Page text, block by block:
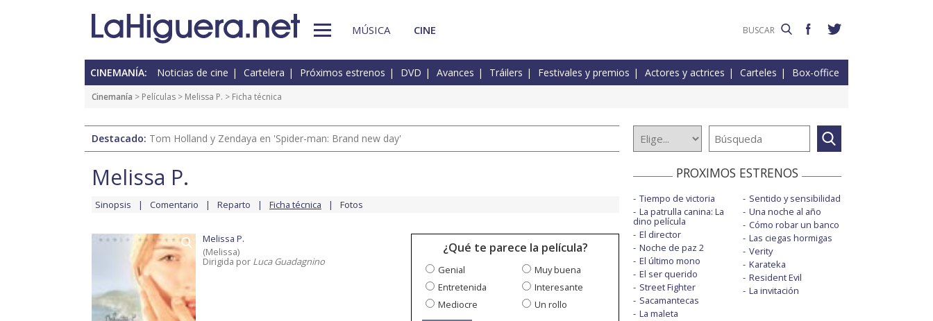
MÚSICA CINE
CINEMANÍA: Noticias de cine Cartelera Próximos estrenos DVD Avances Tráilers Festivales y premios Actores y actrices Carteles Box-office
Cinemanía > Películas > Melissa P. > Ficha técnica
Destacado: Tom Holland y Zendaya en 'Spider-man: Brand new day'
Melissa P.
Sinopsis Comentario Reparto Ficha técnica Fotos
Melissa P.
(Melissa)
Dirigida por Luca Guadagnino
¿Qué te parece la película?
Genial
Muy buena
Entretenida
Interesante
Mediocre
Un rollo
PROXIMOS ESTRENOS
Tiempo de victoria
La patrulla canina: La
dino película
El director
Noche de paz 2
El último mono
El ser querido
Street Fighter
Sacamantecas
La maleta
Sentido y sensibilidad
Una noche al año
Cómo robar un banco
Las ciegas hormigas
Verity
Karateka
Resident Evil
La invitación